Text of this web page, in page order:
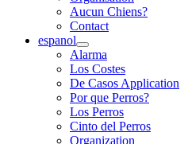
Aucun Chiens?
Contact
espanol
Alarma
Los Costes
De Casos Application
Por que Perros?
Los Perros
Cinto del Perros
Organization